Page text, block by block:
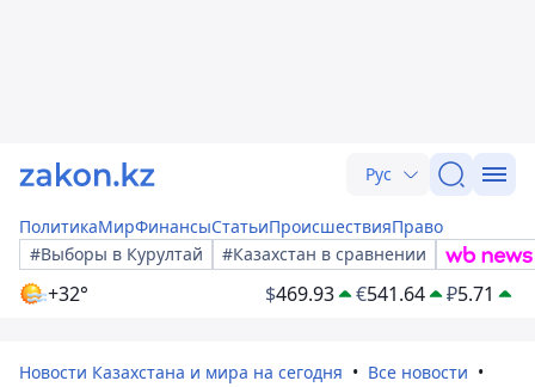
Рус
ПолитикаМирФинансыСтатьиПроисшествияПраво
#Выборы в Курултай
#Казахстан в сравнении
+32° $469.93 €541.64 ₽5.71
Новости Казахстана и мира на сегодня
Все новости